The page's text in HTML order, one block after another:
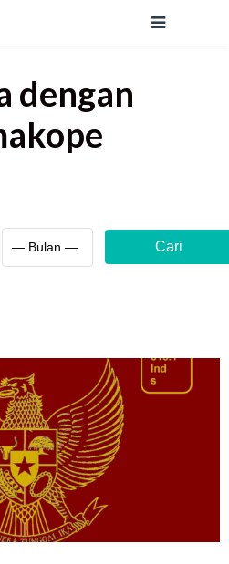
dengan
Cari